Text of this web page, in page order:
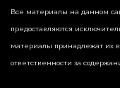
Все материалы на данном
предоставляются
материалы принадлежат их
ответственности за